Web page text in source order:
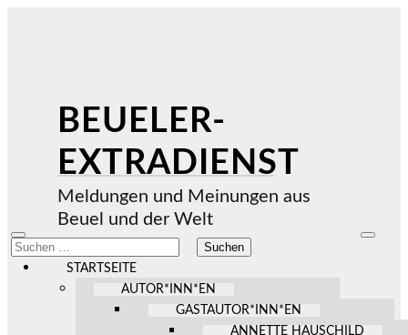
BEUELER-
EXTRADIENST
Meldungen und Meinungen aus
Beuel und der Welt
Mobile-
Menü
ein-/ausblenden
Suchen
nach:
STARTSEITE
AUTOR*INN*EN
GASTAUTOR*INN*EN
ANNETTE HAUSCHILD